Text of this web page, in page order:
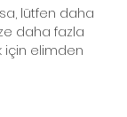
lütfen daha
daha fazla
için elimden